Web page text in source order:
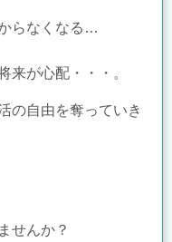
らなくなる…
来が心配・・・。
の自由を奪っていき
せんか？